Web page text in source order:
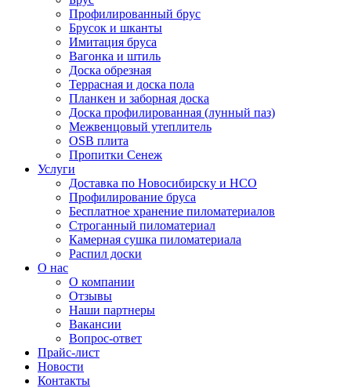
Профилированный брус
Брусок и шканты
Имитация бруса
Вагонка и штиль
Доска обрезная
Террасная и доска пола
Планкен и заборная доска
Доска профилированная (лунный паз)
Межвенцовый утеплитель
OSB плита
Пропитки Сенеж
Услуги
Доставка по Новосибирску и НСО
Профилирование бруса
Бесплатное хранение пиломатериалов
Строганный пиломатериал
Камерная сушка пиломатериала
Распил доски
О нас
О компании
Отзывы
Наши партнеры
Вакансии
Вопрос-ответ
Прайс-лист
Новости
Контакты